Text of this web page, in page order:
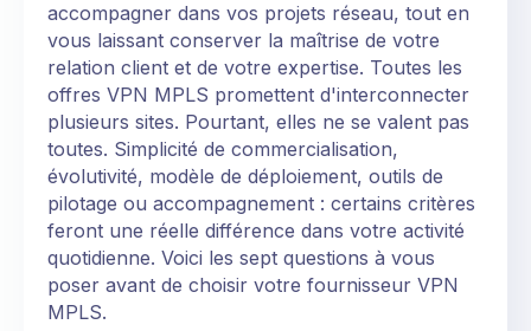
accompagner dans vos projets réseau, tout en
vous laissant conserver la maîtrise de votre
relation client et de votre expertise. Toutes les
offres VPN MPLS promettent d'interconnecter
plusieurs sites. Pourtant, elles ne se valent pas
toutes. Simplicité de commercialisation,
évolutivité, modèle de déploiement, outils de
pilotage ou accompagnement : certains critères
feront une réelle différence dans votre activité
quotidienne. Voici les sept questions à vous
poser avant de choisir votre fournisseur VPN
MPLS.